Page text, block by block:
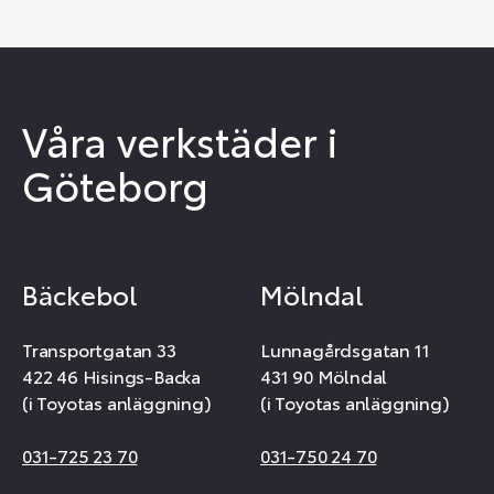
Våra verkstäder i
Göteborg
Bäckebol
Transportgatan 33
422 46 Hisings-Backa
(i Toyotas anläggning)
031-725 23 70
Mölndal
Lunnagårdsgatan 11
431 90 Mölndal
(i Toyotas anläggning)
031-750 24 70